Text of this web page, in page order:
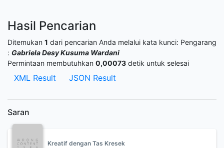
Hasil Pencarian
Ditemukan 1 dari pencarian Anda melalui kata kunci: Pengarang
: Gabriela Desy Kusuma Wardani
Permintaan membutuhkan 0,00073 detik untuk selesai
XML Result JSON Result
Saran
Kreatif dengan Tas Kresek